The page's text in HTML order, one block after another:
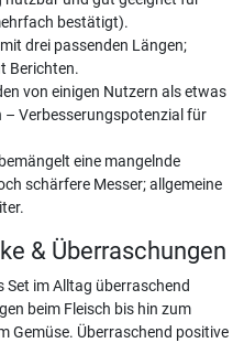
bestätigt).
drei passenden Längen;
Berichten.
von einigen Nutzern als etwas
– Verbesserungspotenzial für
eine mangelnde
schärfere Messer; allgemeine
& Überraschungen
Set im Alltag überraschend
beim Fleisch bis hin zum
Gemüse. Überraschend positive